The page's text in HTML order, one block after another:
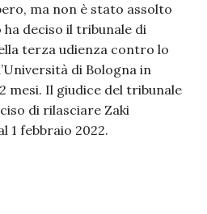
ma non è stato assolto
ha deciso il tribunale di
terza udienza contro lo
di Bologna in
mesi. Il giudice del tribunale
di rilasciare Zaki
1 febbraio 2022.